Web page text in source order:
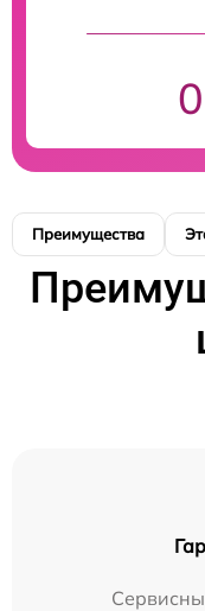
Преимущества